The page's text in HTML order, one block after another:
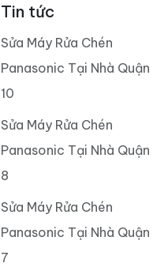
Tin tức
Sửa Máy Rửa Chén
Panasonic Tại Nhà Quận
10
Sửa Máy Rửa Chén
Panasonic Tại Nhà Quận
8
Sửa Máy Rửa Chén
Panasonic Tại Nhà Quận
7